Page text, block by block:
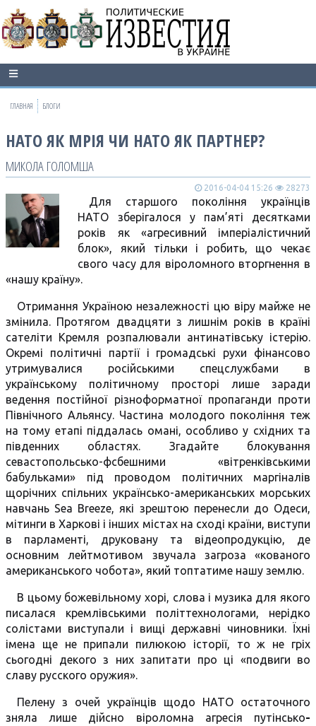
ГЛАВНАЯ БЛОГИ
НАТО ЯК МРІЯ ЧИ НАТО ЯК ПАРТНЕР?
МИКОЛА ГОЛОМША
2016-04-04 15:26 28273
Для старшого покоління українців
НАТО зберігалося у пам’яті десятками
років як «агресивний імперіалістичний
блок», який тільки і робить, що чекає
свого часу для віроломного вторгнення в
«нашу країну».
Отримання Україною незалежності цю віру майже не
змінила. Протягом двадцяти з лишнім років в країні
сателіти Кремля розпалювали антинатівську істерію.
Окремі політичні партії і громадські рухи фінансово
утримувалися російськими спецслужбами в
українському політичному просторі лише заради
ведення постійної різноформатної пропаганди проти
Північного Альянсу. Частина молодого покоління теж
на тому етапі піддалась омані, особливо у східних та
південних областях. Згадайте блокування
севастопольсько-фсбешними «вітренківськими
бабульками» під проводом політичних маргіналів
щорічних спільних українсько-американських морських
навчань Sea Breeze, які зрештою перенесли до Одеси,
мітинги в Харкові і інших містах на сході країни, виступи
в парламенті, друковану та відеопродукцію, де
основним лейтмотивом звучала загроза «кованого
американського чобота», який топтатиме нашу землю.
В цьому божевільному хорі, слова і музика для якого
писалася кремлівськими політтехнологами, нерідко
солістами виступали і вищі державні чиновники. Їхні
імена ще не припали пилюкою історії, то ж не гріх
сьогодні декого з них запитати про ці «подвиги во
славу русского оружия».
Пелену з очей українців щодо НАТО остаточного
зняла лише дійсно віроломна агресія путінсько-